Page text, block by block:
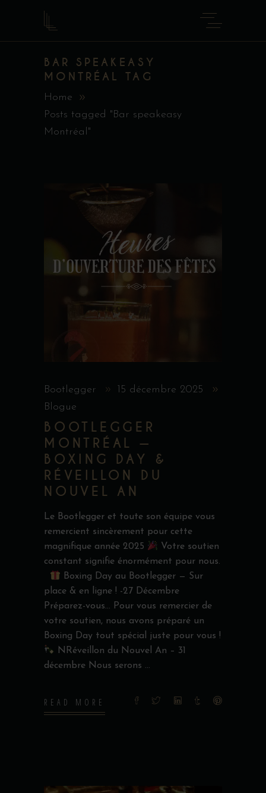
BAR SPEAKEASY
MONTRÉAL TAG
Home
Posts tagged "Bar speakeasy
Montréal"
Bootlegger
15 décembre 2025
Blogue
BOOTLEGGER
MONTRÉAL —
BOXING DAY &
RÉVEILLON DU
NOUVEL AN
Le Bootlegger et toute son équipe vous
remercient sincèrement pour cette
magnifique année 2025
Votre soutien
constant signifie énormément pour nous.
Boxing Day au Bootlegger — Sur
place & en ligne ! -27 Décembre
Préparez-vous… Pour vous remercier de
votre soutien, nous avons préparé un
Boxing Day tout spécial juste pour vous !
NRéveillon du Nouvel An – 31
décembre Nous serons
READ MORE